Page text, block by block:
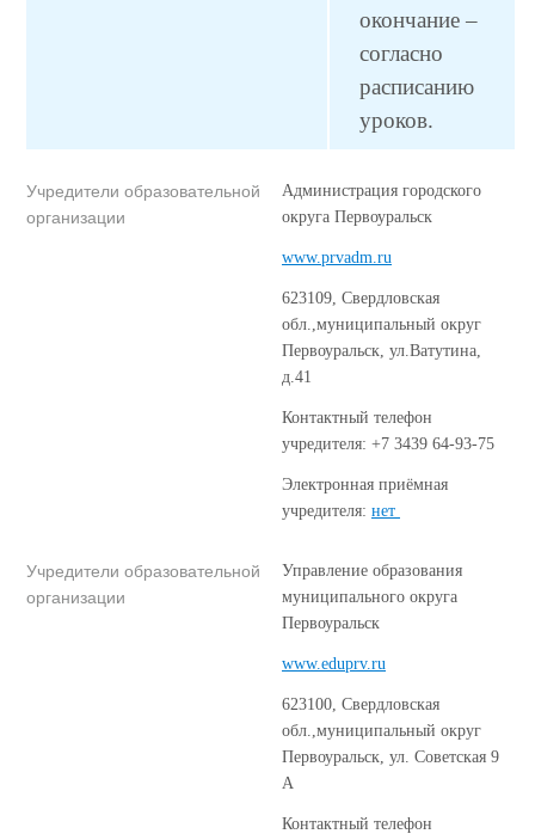
окончание –
согласно
расписанию
уроков.
Учредители образовательной
организации
Администрация городского
округа Первоуральск
www.prvadm.ru
623109, Свердловская
обл.,муниципальный округ
Первоуральск, ул.Ватутина,
д.41
Контактный телефон
учредителя: +7 3439 64-93-75
Электронная приёмная
учредителя: нет
Учредители образовательной
организации
Управление образования
муниципального округа
Первоуральск
www.eduprv.ru
623100, Свердловская
обл.,муниципальный округ
Первоуральск, ул. Советская 9
А
Контактный телефон